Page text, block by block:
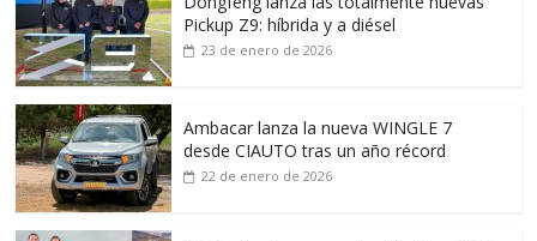
Pickup Z9: híbrida y a diésel
23 de enero de 2026
Ambacar lanza la nueva WINGLE 7
desde CIAUTO tras un año récord
22 de enero de 2026